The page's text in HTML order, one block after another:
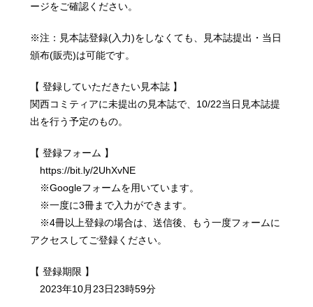
ージをご確認ください。
※注：見本誌登録(入力)をしなくても、見本誌提出・当日
頒布(販売)は可能です。
【 登録していただきたい見本誌 】
関西コミティアに未提出の見本誌で、10/22当日見本誌提
出を行う予定のもの。
【 登録フォーム 】
https://bit.ly/2UhXvNE
※Googleフォームを用いています。
※一度に3冊まで入力ができます。
※4冊以上登録の場合は、送信後、もう一度フォームに
アクセスしてご登録ください。
【 登録期限 】
2023年10月23日23時59分